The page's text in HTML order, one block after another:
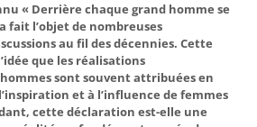
« Derrière chaque grand homme se
fait l’objet de nombreuses
au fil des décennies. Cette
que les réalisations
sont souvent attribuées en
et à l’influence de femmes
cette déclaration est-elle une